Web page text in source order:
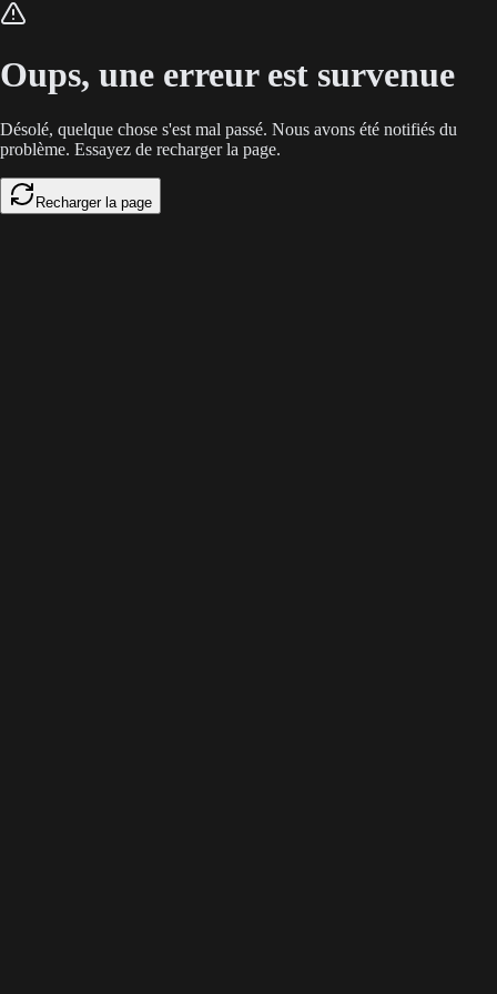
L'asymétrie et la latence bloquent l'adoption des agents vocaux. En
Oups, une erreur est survenue
Désolé, quelque chose s'est mal passé. Nous avons été notifiés du
problème. Essayez de recharger la page.
Recharger la page